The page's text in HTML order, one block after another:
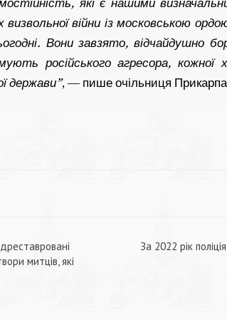
які є нашими
війни із московською
Вони завзято, відчайдушно
російського агресора,
держави”, — пише очільниця
митців, які
За 2022 рік